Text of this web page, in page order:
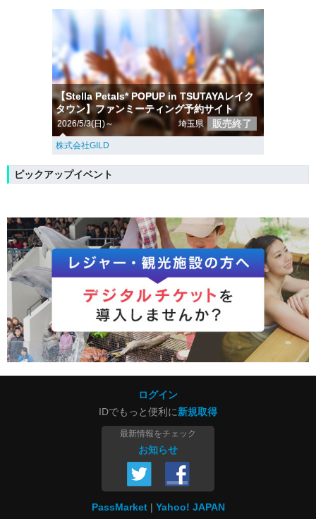
【Stella Petals* POPUP in TSUTAYAレイク
タウン】ファンミーティング予約サイト
2026/5/3(日)～ 埼玉県 販売終了
株式会社GILD
ピックアップイベント
ログイン
IDでもっと便利に新規取得
最新情報をチェック
お知らせ
PassMarket Yahoo! JAPAN